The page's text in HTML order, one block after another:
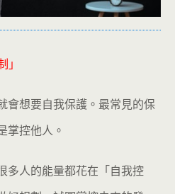
」
會想要自我保護。最常見的保
掌控他人。
多人的能量都花在「自我控